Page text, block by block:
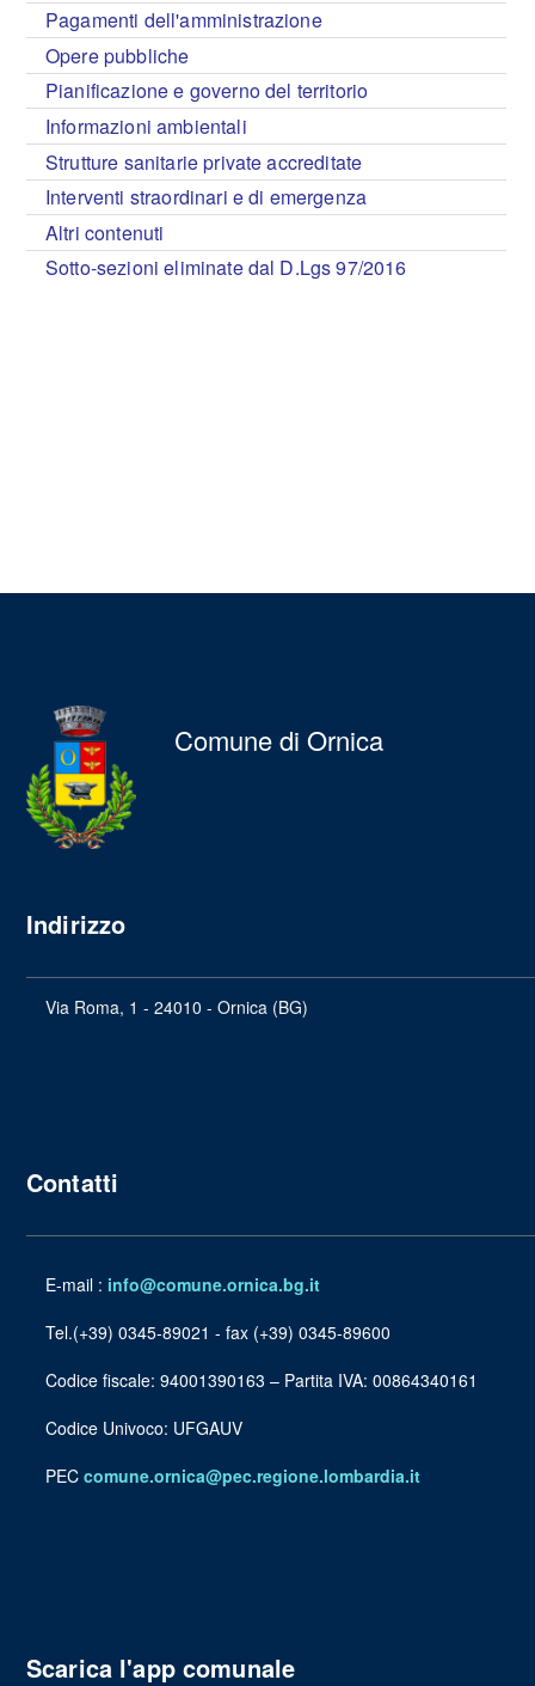
Pagamenti dell'amministrazione
Opere pubbliche
Pianificazione e governo del territorio
Informazioni ambientali
Strutture sanitarie private accreditate
Interventi straordinari e di emergenza
Altri contenuti
Sotto-sezioni eliminate dal D.Lgs 97/2016
Comune di Ornica
Indirizzo
Via Roma, 1 - 24010 - Ornica (BG)
Contatti
E-mail : info@comune.ornica.bg.it
Tel.(+39) 0345-89021 - fax (+39) 0345-89600
Codice fiscale: 94001390163 – Partita IVA: 00864340161
Codice Univoco: UFGAUV
PEC comune.ornica@pec.regione.lombardia.it
Scarica l'app comunale